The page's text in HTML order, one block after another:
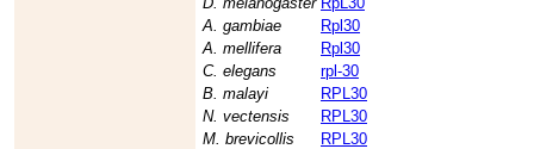
A. gambiae
Rpl30
A. mellifera
Rpl30
C. elegans
rpl-30
B. malayi
RPL30
N. vectensis
RPL30
M. brevicollis
RPL30